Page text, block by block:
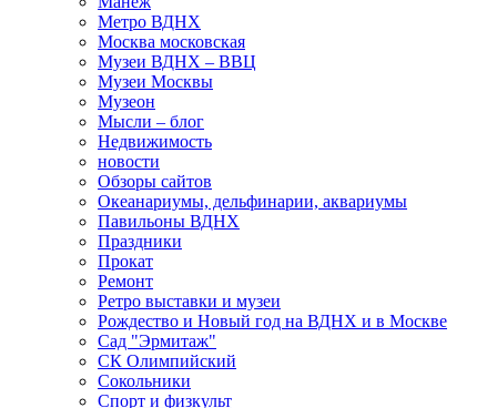
Метро ВДНХ
Москва московская
Музеи ВДНХ – ВВЦ
Музеи Москвы
Музеон
Мысли – блог
Недвижимость
новости
Обзоры сайтов
Океанариумы, дельфинарии, аквариумы
Павильоны ВДНХ
Праздники
Прокат
Ремонт
Ретро выставки и музеи
Рождество и Новый год на ВДНХ и в Москве
Сад "Эрмитаж"
СК Олимпийский
Сокольники
Спорт и физкульт